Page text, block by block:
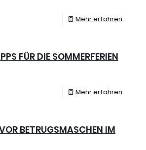
Mehr erfahren
FÜR DIE SOMMERFERIEN
Mehr erfahren
BETRUGSMASCHEN IM